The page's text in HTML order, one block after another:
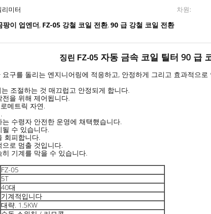
리미터 차원:
팡이 업엔더, FZ-05 강철 코일 전환, 90 급 강철 코일 전환
징린 FZ-05자동 금속 코일 틸터 90 급
구를 돌리는 엔지니어링에 적응하고, 안정하게 그리고 효과적으
조절하는 것 매끄럽고 안정되게 합니다.
을 위해 제어됩니다.
메트릭 자연.
수령자 안전한 운영에 채택했습니다.
수 있습니다.
회피합니다.
로 멈출 것입니다.
기계를 막을 수 있습니다.
FZ-05
5T
40대
기계적입니다
대략. 1.5KW